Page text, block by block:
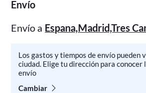
Envío
Envío a Espana,Madrid,Tres
Los gastos y tiempos de envío pueden
ciudad. Elige tu dirección para conocer
envío
Cambiar